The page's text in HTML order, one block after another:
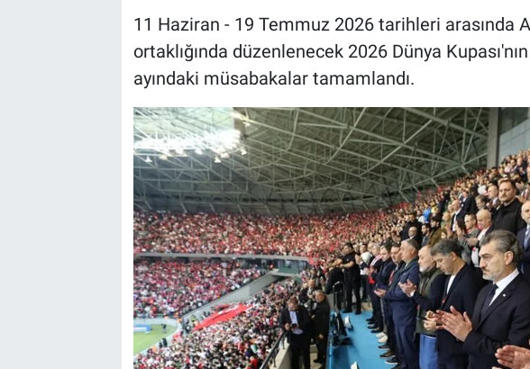
11 Haziran - 19 Temmuz 2026 tarihleri arasında
ortaklığında düzenlenecek 2026 Dünya
ayındaki müsabakalar tamamlandı.